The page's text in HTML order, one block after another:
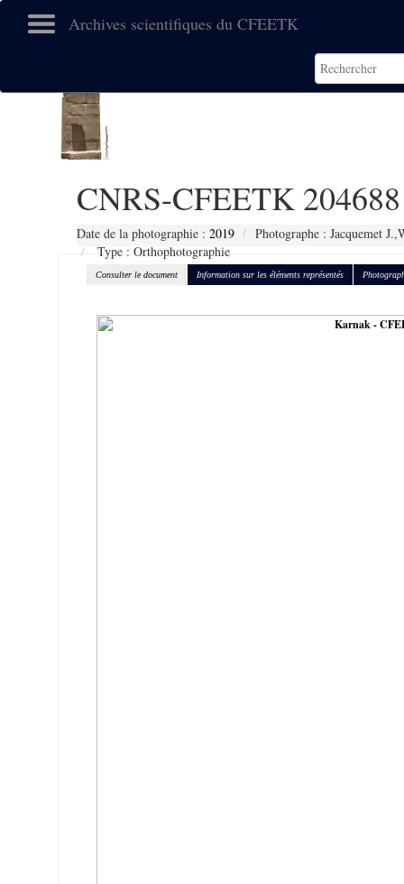
Archives scientifiques du CFEETK
CNRS-CFEETK 204688
Date de la photographie : 2019
Photographe : Jacquemet
Type : Orthophotographie
Consulter le document Information sur les éléments représentés